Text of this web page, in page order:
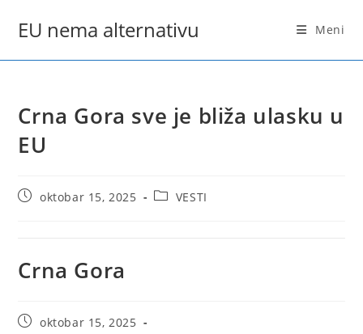
EU nema alternativu Meni
Crna Gora sve je bliža ulasku u
EU
Postoktobar 15, 2025
PostVESTI
Crna Gora
Postoktobar 15, 2025